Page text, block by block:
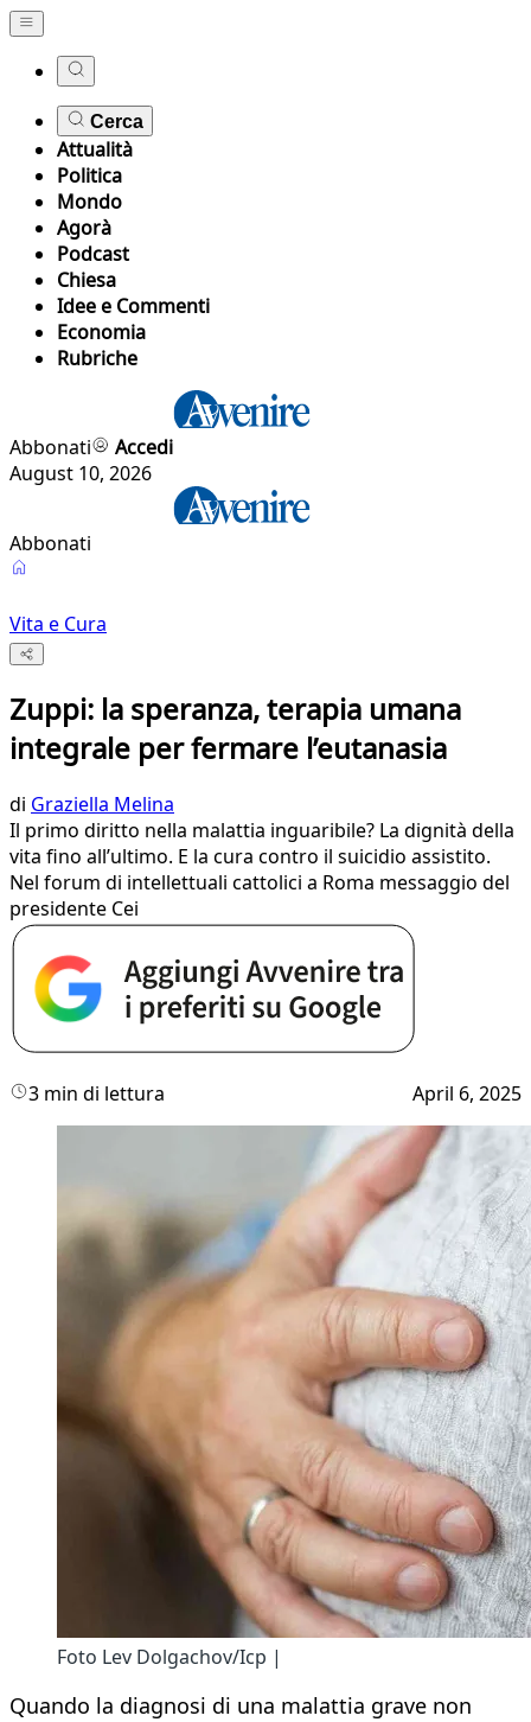
Cerca
Attualità
Politica
Mondo
Agorà
Podcast
Chiesa
Idee e Commenti
Economia
Rubriche
Abbonati
Accedi
August 10, 2026
Abbonati
Vita e Cura
Zuppi: la speranza, terapia umana
integrale per fermare l’eutanasia
di Graziella Melina
Il primo diritto nella malattia inguaribile? La dignità della
vita fino all’ultimo. E la cura contro il suicidio assistito.
Nel forum di intellettuali cattolici a Roma messaggio del
presidente Cei
3 min di lettura April 6, 2025
Foto Lev Dolgachov/Icp |
Quando la diagnosi di una malattia grave non